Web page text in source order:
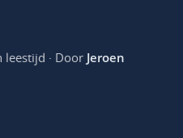
· Door Jeroen